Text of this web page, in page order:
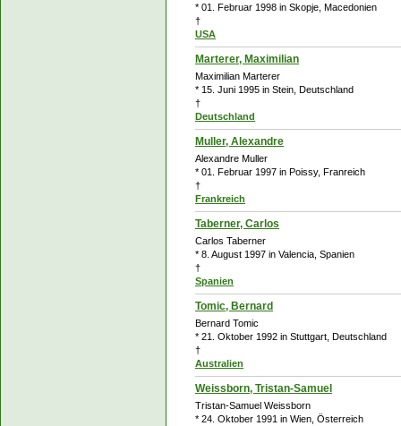
* 01. Februar 1998 in Skopje, Macedonien
†
USA
Marterer, Maximilian
Maximilian Marterer
* 15. Juni 1995 in Stein, Deutschland
†
Deutschland
Muller, Alexandre
Alexandre Muller
* 01. Februar 1997 in Poissy, Franreich
†
Frankreich
Taberner, Carlos
Carlos Taberner
* 8. August 1997 in Valencia, Spanien
†
Spanien
Tomic, Bernard
Bernard Tomic
* 21. Oktober 1992 in Stuttgart, Deutschland
†
Australien
Weissborn, Tristan-Samuel
Tristan-Samuel Weissborn
* 24. Oktober 1991 in Wien, Österreich